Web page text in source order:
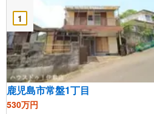
1
鹿児島市常盤1丁目
530万円